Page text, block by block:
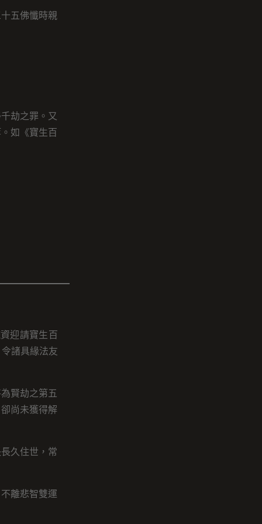
五佛懺時親
劫之罪。又
如《寶生百
迎請寶生百
諸具緣法友
賢劫之第五
尚未獲得解
久住世，常
離悲智雙運